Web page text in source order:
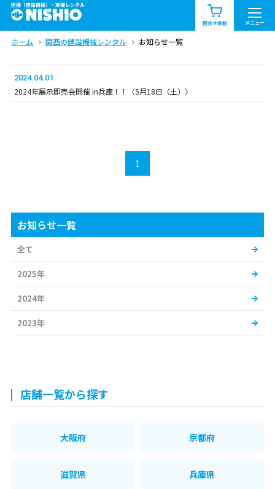
建機（建設機械）・重機レンタル
問合せ依頼 メニュー
商品一覧 お知らせ一覧
問合せ依頼リスト お問合せ
ホーム 関西の建設機械レンタル お知らせ一覧
2024.04.01
2024年展示即売会開催 in兵庫！！〈5月18日（土）〉
1
お知らせ一覧
全て
2025年
2024年
2023年
店舗一覧から探す
大阪府 京都府
滋賀県 兵庫県